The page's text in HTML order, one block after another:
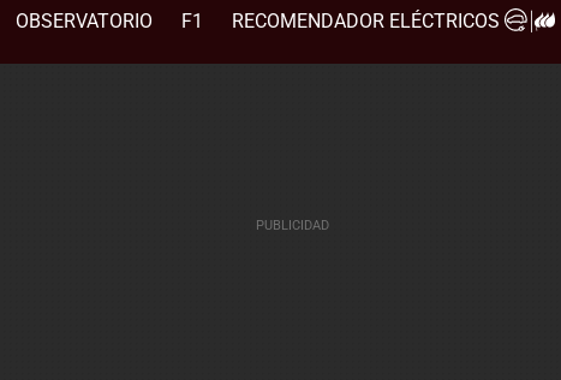
OBSERVATORIO F1
RECOMENDADOR ELÉCTRICOS